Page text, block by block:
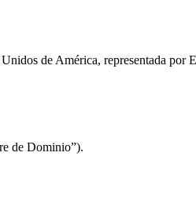
de América, representada por
de Dominio”).